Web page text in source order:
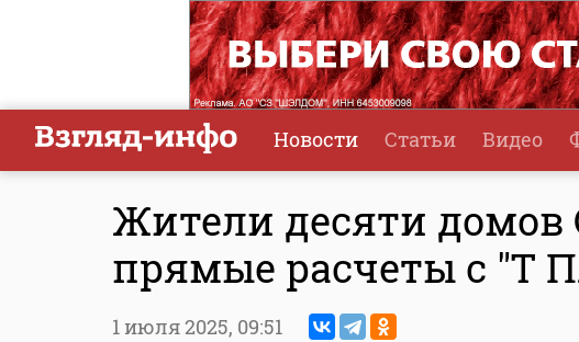
Новости Статьи Видео
Жители десяти домов
прямые расчеты с "Т
1 июля 2025, 09:51